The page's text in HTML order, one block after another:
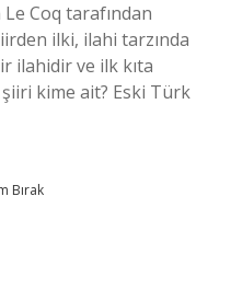
Le Coq tarafından
ilki, ilahi tarzında
ilahidir ve ilk kıta
kime ait? Eski Türk
Bırak